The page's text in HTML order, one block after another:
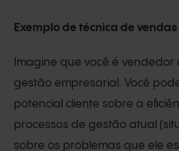
Exemplo de técnica de vendas
Imagine que você é vendedor
gestão empresarial. Você
potencial cliente sobre a
processos de gestão atual
sobre os problemas que ele